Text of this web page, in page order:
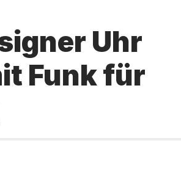
Uhr
Funk für